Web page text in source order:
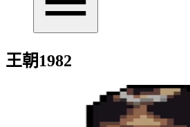
王朝1982